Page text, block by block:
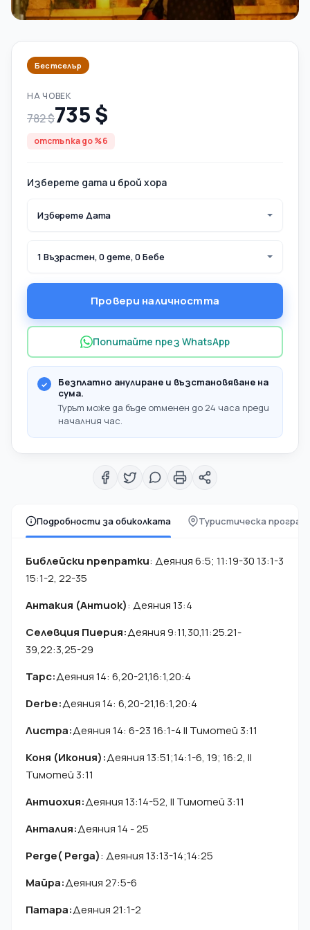
Подробности за обиколката Туристическа
Библейски препратки: Деяния 6:5; 11:19-30 13:1-3
15:1-2, 22-35
Антакия (Антиок): Деяния 13:4
Селевция Пиерия:Деяния 9:11,30,11:25.21-
39,22:3,25-29
Тарс:Деяния 14: 6,20-21,16:1,20:4
Derbe:Деяния 14: 6,20-21,16:1,20:4
Листра:Деяния 14: 6-23 16:1-4 II Тимотей 3:11
Коня (Икония):Деяния 13:51;14:1-6, 19; 16:2, II
Тимотей 3:11
Антиохия:Деяния 13:14-52, II Тимотей 3:11
Анталия:Деяния 14 - 25
Perge( Perga): Деяния 13:13-14;14:25
Майра:Деяния 27:5-6
Патара:Деяния 21:1-2
Бестселър
НА ЧОВЕК
782 $735 $
отстъпка до %6
Изберете дата и брой хора
Изберете Дата
1 Възрастен, 0 дете, 0 Бебе
Провери наличността
Попитайте през WhatsApp
Безплатно анулиране и възстановяване на
сума.
Турът може да бъде отменен до 24 часа преди
началния час.